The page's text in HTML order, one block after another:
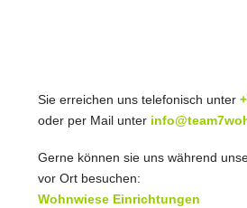
Sie erreichen uns telefonisch unter
oder per Mail unter
Gerne können sie uns während
vor Ort besuchen:
Wohnwiese Einrichtungen